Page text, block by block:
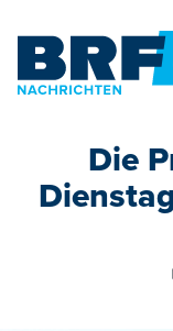
Die